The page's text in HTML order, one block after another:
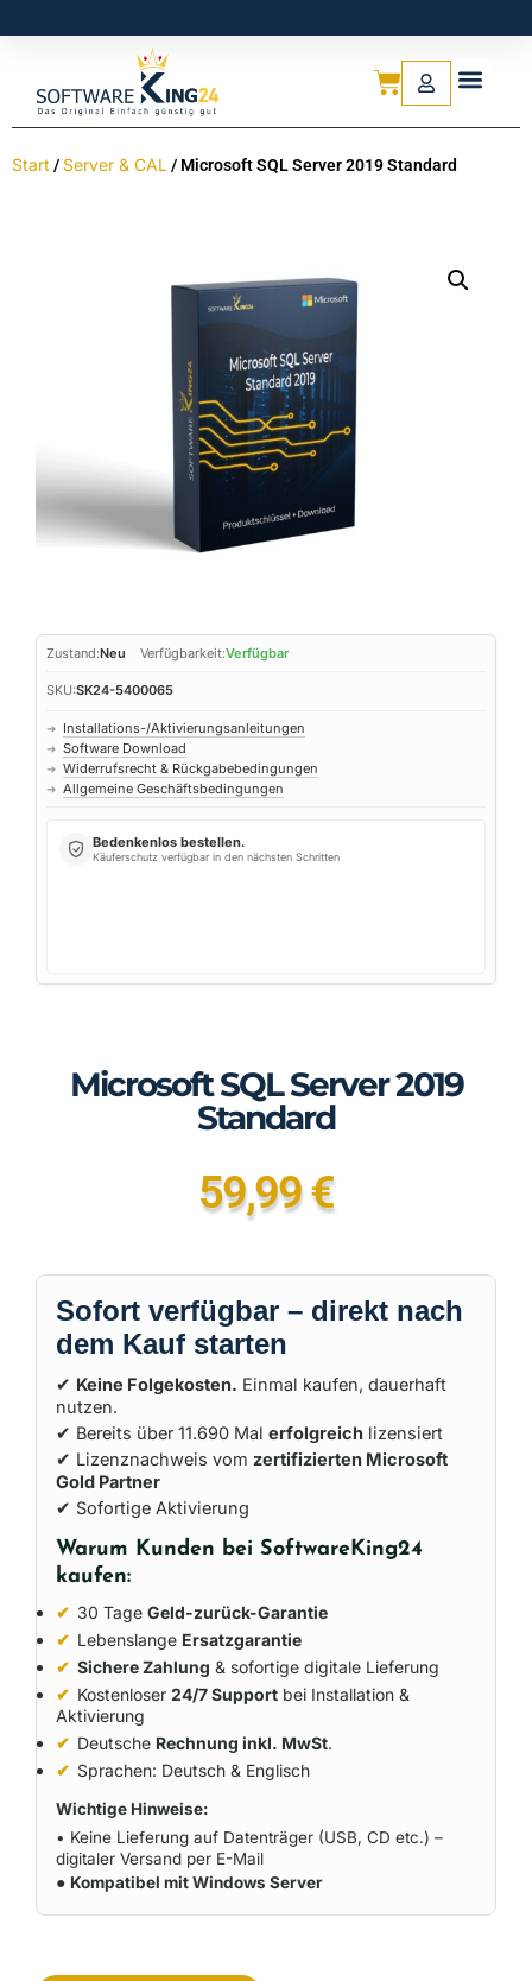
Start / Server & CAL / Microsoft SQL Server 2019 Standard
Zustand:Neu Verfügbarkeit:Verfügbar
SKU:SK24-5400065
➜ Installations-/Aktivierungsanleitungen
➜ Software Download
➜ Widerrufsrecht & Rückgabebedingungen
➜ Allgemeine Geschäftsbedingungen
Bedenkenlos bestellen.
Käuferschutz verfügbar in den nächsten Schritten
Microsoft SQL Server 2019
Standard
59,99€
Sofort verfügbar – direkt nach
dem Kauf starten
✔ Keine Folgekosten. Einmal kaufen, dauerhaft
nutzen.
✔ Bereits über 11.690 Mal erfolgreich lizensiert
✔ Lizenznachweis vom zertifizierten Microsoft
Gold Partner
✔ Sofortige Aktivierung
Warum Kunden bei SoftwareKing24
kaufen:
✔ 30 Tage Geld-zurück-Garantie
✔ Lebenslange Ersatzgarantie
✔ Sichere Zahlung & sofortige digitale Lieferung
✔ Kostenloser 24/7 Support bei Installation &
Aktivierung
✔ Deutsche Rechnung inkl. MwSt.
✔ Sprachen: Deutsch & Englisch
Wichtige Hinweise:
• Keine Lieferung auf Datenträger (USB, CD etc.) –
digitaler Versand per E-Mail
● Kompatibel mit Windows Server